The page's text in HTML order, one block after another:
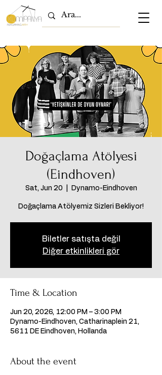
Doğaçlama Atölyesi
(Eindhoven)
Sat, Jun 20 Dynamo-Eindhoven
Doğaçlama Atölyemiz Sizleri Bekliyor!
Biletler satışta değil
Diğer etkinlikleri gör
Time & Location
Jun 20, 2026, 12:00 PM – 3:00 PM
Dynamo-Eindhoven, Catharinaplein 21,
5611 DE Eindhoven, Hollanda
About the event